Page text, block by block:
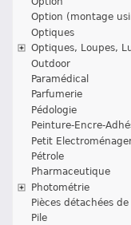
Option (montage
Optiques
Optiques, Loupes,
Outdoor
Paramédical
Parfumerie
Pédologie
Peinture-Encre-
Petit
Pétrole
Pharmaceutique
Photométrie
Pièces détachées
Pile